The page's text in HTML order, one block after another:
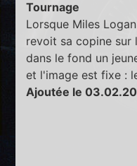
Tournage
Lorsque Miles
revoit sa copine
dans le fond un
et l'image est fixe :
Ajoutée le